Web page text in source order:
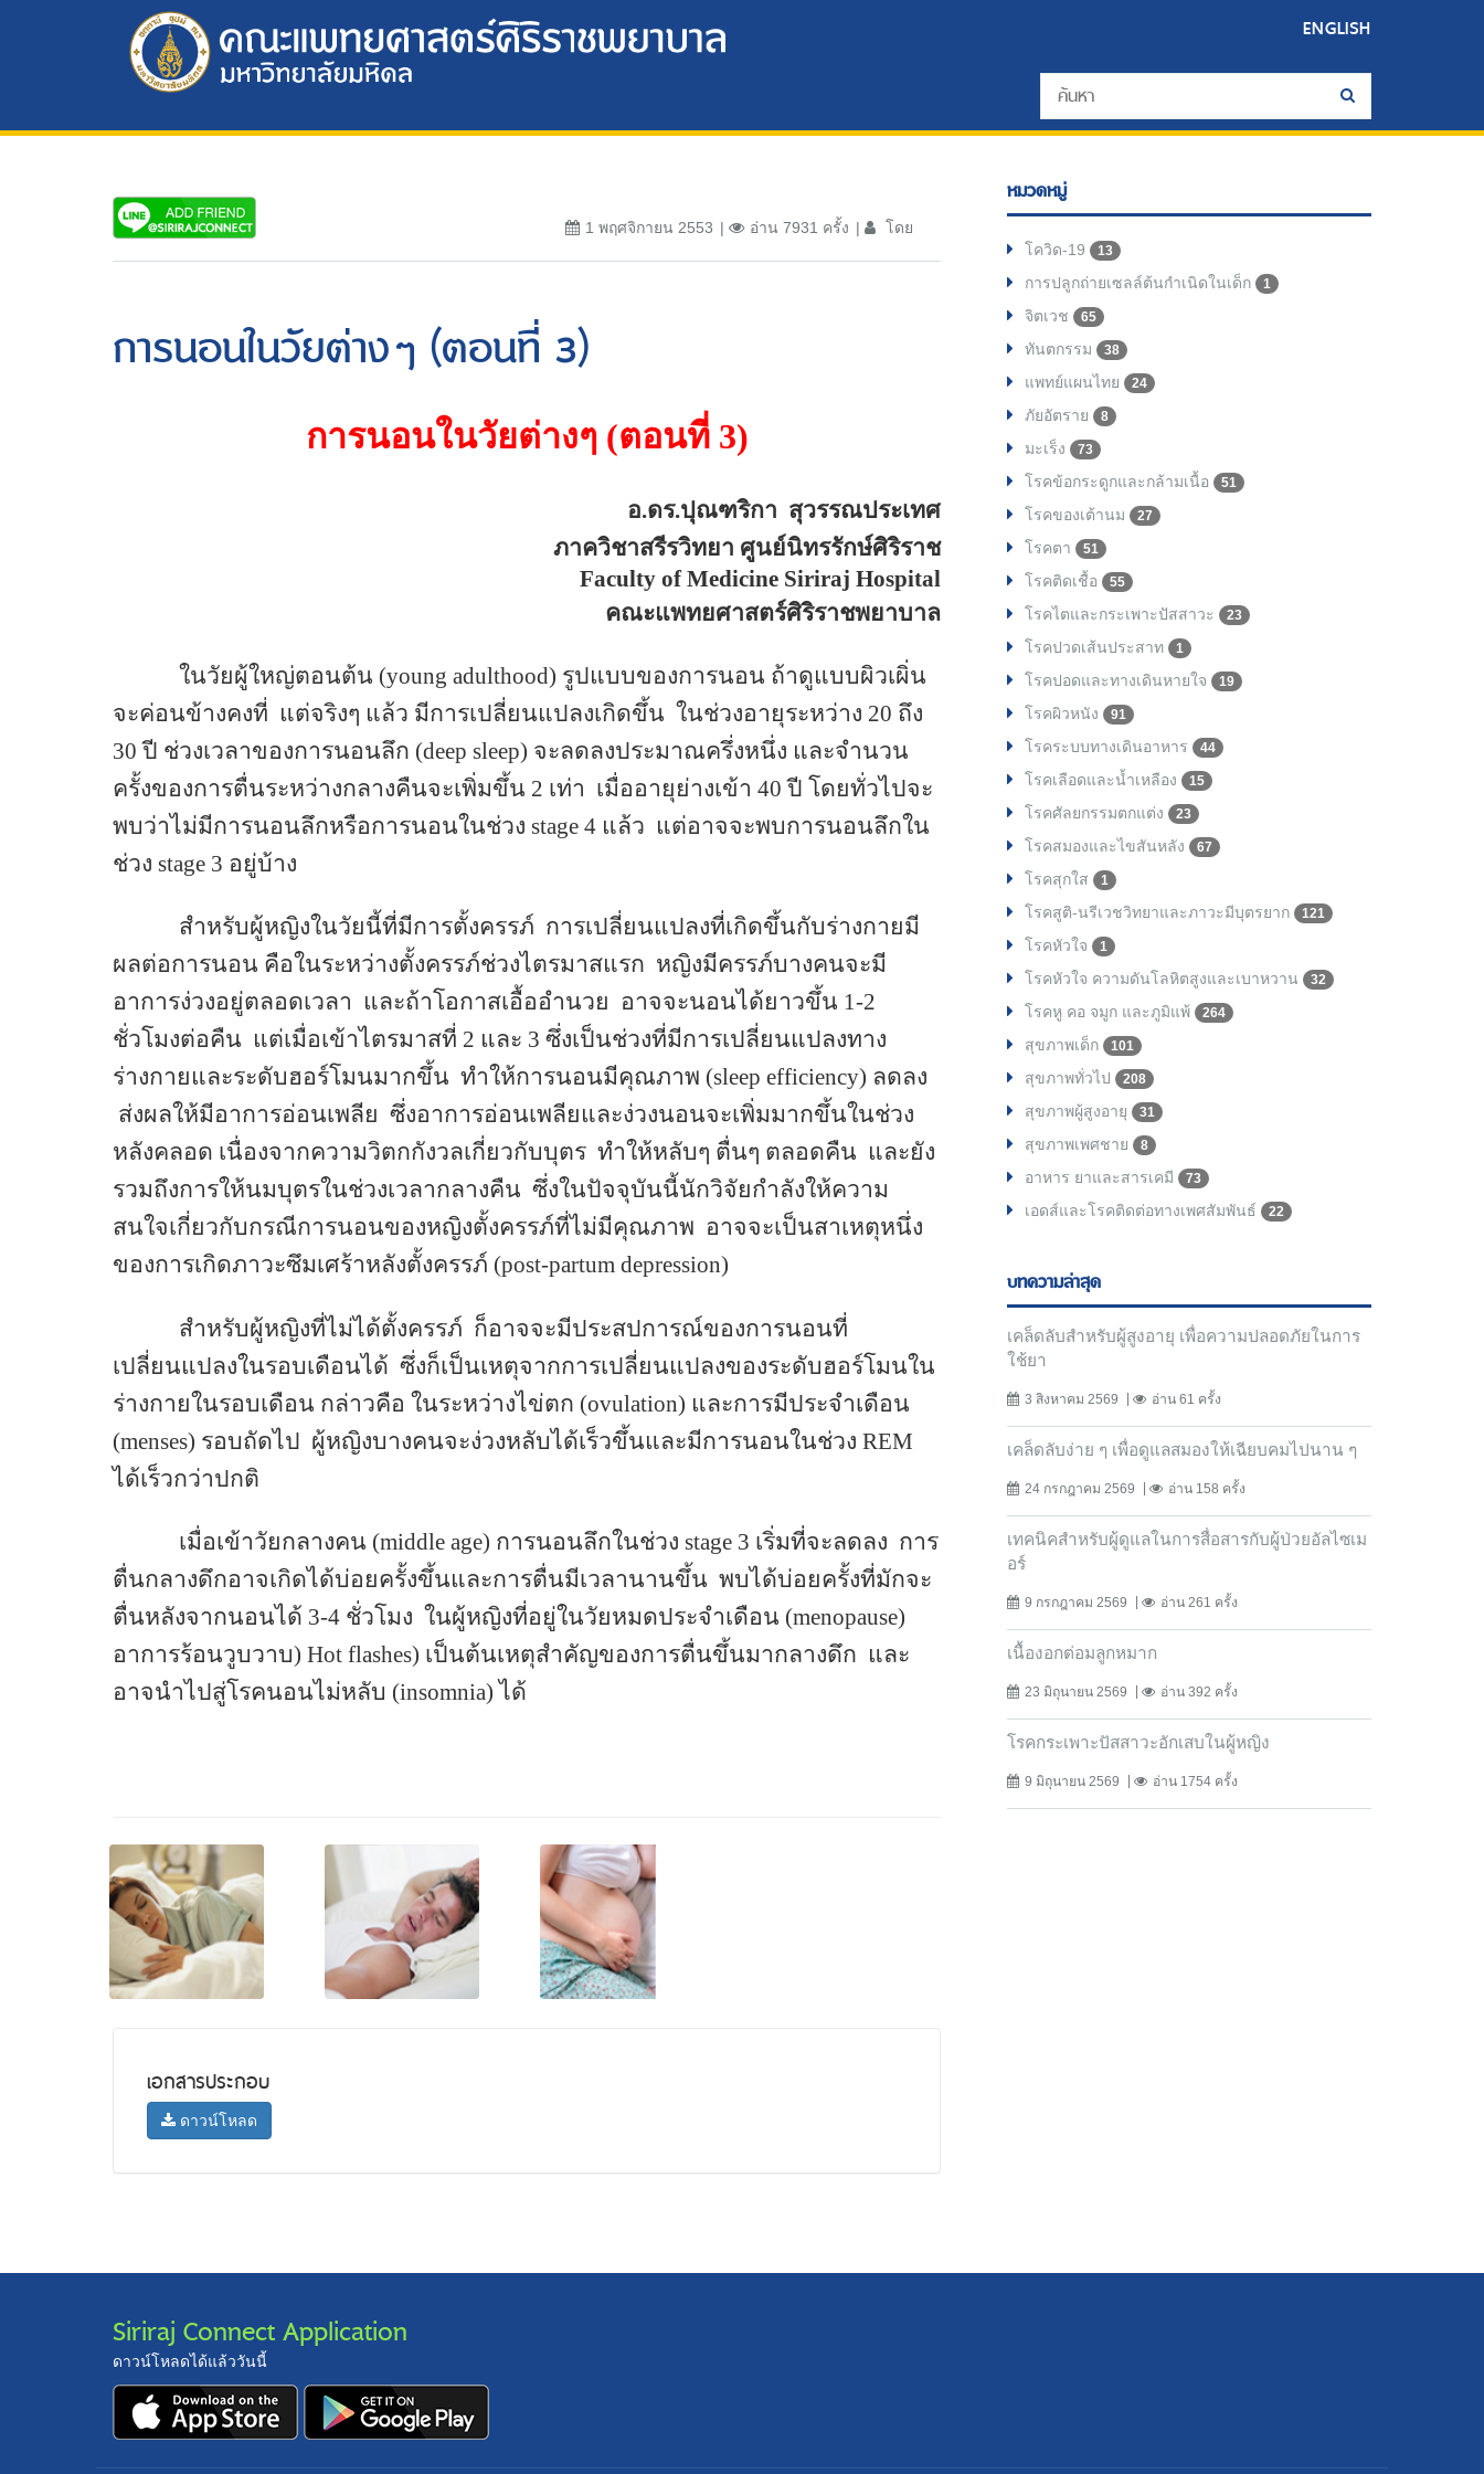
ENGLISH
1 พฤศจิกายน 2553 อ่าน 7931 ครั้ง โดย
การนอนในวัยต่างๆ (ตอนที่ 3)
การนอนในวัยต่างๆ (ตอนที่ 3)
อ.ดร.ปุณฑริกา สุวรรณประเทศ
ภาควิชาสรีรวิทยา ศูนย์นิทรรักษ์ศิริราช
Faculty ofMedicine Siriraj Hospital
คณะแพทยศาสตร์ศิริราชพยาบาล
ในวัยผู้ใหญ่ตอนต้น (young adulthood) รูปแบบของการนอน ถ้าดูแบบผิวเผิ่น
จะค่อนข้างคงที่ แต่จริงๆ แล้ว มีการเปลี่ยนแปลงเกิดขึ้น ในช่วงอายุระหว่าง 20 ถึง
30ปี ช่วงเวลาของการนอนลึก (deep sleep) จะลดลงประมาณครึ่งหนึ่ง และจำนวน
ครั้งของการตื่นระหว่างกลางคืนจะเพิ่มขึ้น 2 เท่า เมื่ออายุย่างเข้า 40ปี โดยทั่วไปจะ
พบว่าไม่มีการนอนลึกหรือการนอนในช่วง stage 4 แล้ว แต่อาจจะพบการนอนลึกใน
ช่วง stage 3 อยู่บ้าง
สำหรับผู้หญิงในวัยนี้ที่มีการตั้งครรภ์ การเปลี่ยนแปลงที่เกิดขึ้นกับร่างกายมี
ผลต่อการนอน คือในระหว่างตั้งครรภ์ช่วงไตรมาสแรก หญิงมีครรภ์บางคนจะมี
อาการง่วงอยู่ตลอดเวลา และถ้าโอกาสเอื้ออำนวย อาจจะนอนได้ยาวขึ้น 1-2
ชั่วโมงต่อคืน แต่เมื่อเข้าไตรมาสที่ 2 และ 3 ซึ่งเป็นช่วงที่มีการเปลี่ยนแปลงทาง
ร่างกายและระดับฮอร์โมนมากขึ้น ทำให้การนอนมีคุณภาพ (sleep efficiency) ลดลง
ส่งผลให้มีอาการอ่อนเพลีย ซึ่งอาการอ่อนเพลียและง่วงนอนจะเพิ่มมากขึ้นในช่วง
หลังคลอด เนื่องจากความวิตกกังวลเกี่ยวกับบุตร ทำให้หลับๆ ตื่นๆ ตลอดคืน และยัง
รวมถึงการให้นมบุตรในช่วงเวลากลางคืน ซึ่งในปัจจุบันนี้นักวิจัยกำลังให้ความ
สนใจเกี่ยวกับกรณีการนอนของหญิงตั้งครรภ์ที่ไม่มีคุณภาพ อาจจะเป็นสาเหตุหนึ่ง
ของการเกิดภาวะซึมเศร้าหลังตั้งครรภ์ (post-partum depression)
สำหรับผู้หญิงที่ไม่ได้ตั้งครรภ์ ก็อาจจะมีประสปการณ์ของการนอนที่
เปลี่ยนแปลงในรอบเดือนได้ ซึ่งก็เป็นเหตุจากการเปลี่ยนแปลงของระดับฮอร์โมนใน
ร่างกายในรอบเดือน กล่าวคือ ในระหว่างไข่ตก (ovulation) และการมีประจำเดือน
(menses) รอบถัดไป ผู้หญิงบางคนจะง่วงหลับได้เร็วขึ้นและมีการนอนในช่วง REM
ได้เร็วกว่าปกติ
เมื่อเข้าวัยกลางคน (middle age) การนอนลึกในช่วง stage 3 เริ่มที่จะลดลง การ
ตื่นกลางดึกอาจเกิดได้บ่อยครั้งขึ้นและการตื่นมีเวลานานขึ้น พบได้บ่อยครั้งที่มักจะ
ตื่นหลังจากนอนได้ 3-4 ชั่วโมง ในผู้หญิงที่อยู่ในวัยหมดประจำเดือน (menopause)
อาการร้อนวูบวาบ( Hot flashes) เป็นต้นเหตุสำคัญของการตื่นขึ้นมากลางดึก และ
อาจนำไปสู่โรคนอนไม่หลับ (insomnia)ได้
เอกสารประกอบ
ดาวน์โหลด
หมวดหมู่
โควิด-19 13
การปลูกถ่ายเซลล์ต้นกำเนิดในเด็ก 1
จิตเวช 65
ทันตกรรม 38
แพทย์แผนไทย 24
ภัยอัตราย 8
มะเร็ง 73
โรคข้อกระดูกและกล้ามเนื้อ 51
โรคของเต้านม 27
โรคตา 51
โรคติดเชื้อ 55
โรคไตและกระเพาะปัสสาวะ 23
โรคปวดเส้นประสาท 1
โรคปอดและทางเดินหายใจ 19
โรคผิวหนัง 91
โรคระบบทางเดินอาหาร 44
โรคเลือดและน้ำเหลือง 15
โรคศัลยกรรมตกแต่ง 23
โรคสมองและไขสันหลัง 67
โรคสุกใส 1
โรคสูติ-นรีเวชวิทยาและภาวะมีบุตรยาก 121
โรคหัวใจ 1
โรคหัวใจ ความดันโลหิตสูงและเบาหวาน 32
โรคหู คอ จมูก และภูมิแพ้ 264
สุขภาพเด็ก 101
สุขภาพทั่วไป 208
สุขภาพผู้สูงอายุ 31
สุขภาพเพศชาย 8
อาหาร ยาและสารเคมี 73
เอดส์และโรคติดต่อทางเพศสัมพันธ์ 22
บทความล่าสุด
เคล็ดลับสำหรับผู้สูงอายุ เพื่อความปลอดภัยในการ
ใช้ยา
3 สิงหาคม 2569 อ่าน 61 ครั้ง
เคล็ดลับง่าย ๆ เพื่อดูแลสมองให้เฉียบคมไปนาน ๆ
24 กรกฎาคม 2569 อ่าน 158 ครั้ง
เทคนิคสำหรับผู้ดูแลในการสื่อสารกับผู้ป่วยอัลไซเม
อร์
9 กรกฎาคม 2569 อ่าน 261 ครั้ง
เนื้องอกต่อมลูกหมาก
23 มิถุนายน 2569 อ่าน 392 ครั้ง
โรคกระเพาะปัสสาวะอักเสบในผู้หญิง
9 มิถุนายน 2569 อ่าน 1754 ครั้ง
Siriraj Connect Application
ดาวน์โหลดได้แล้ววันนี้